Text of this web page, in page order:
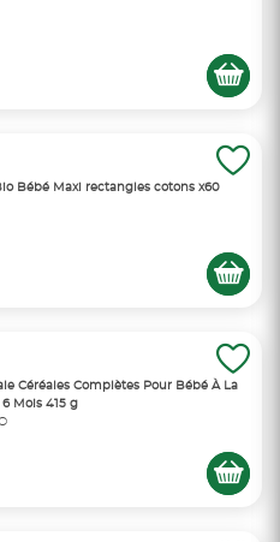
Bébé Maxi rectangles cotons x60
Céréales Complètes Pour Bébé À La
Mois 415 g